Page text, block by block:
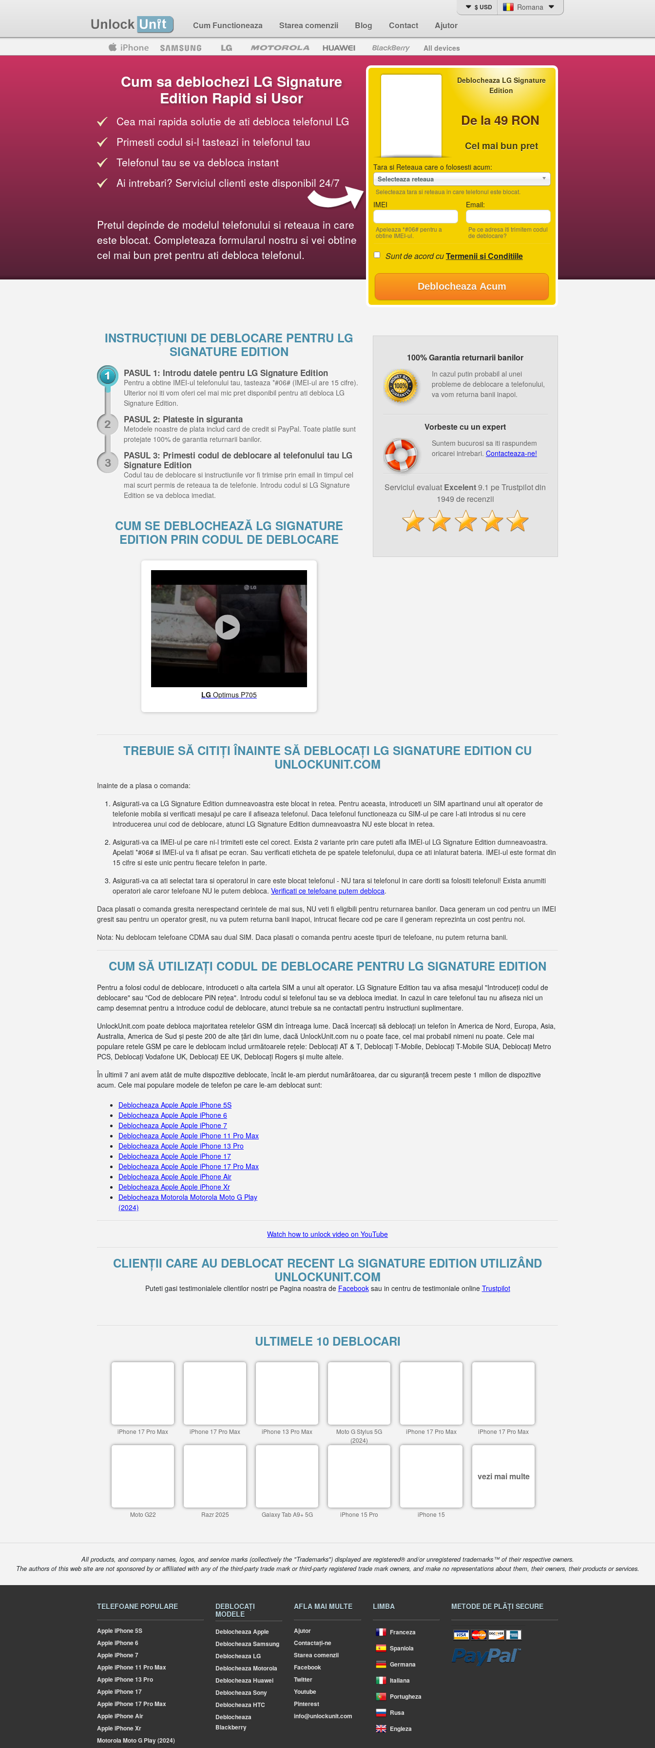
Cum Functioneaza Starea comenzii Blog Contact Ajutor
$ USD Romana
Blackberry All devices
Deblocheaza LG Signature
Edition
De la 49 RON
Cel mai bun pret
Tara si Reteaua care o folosesti acum:
Selecteaza reteaua
Selecteaza tara si reteaua in care telefonul este blocat.
IMEI
Apeleaza *#06# pentru a
obtine IMEI-ul.
Email:
Pe ce adresa iti trimitem codul
de deblocare?
Sunt de acord cuTermenii si Conditiile
Deblocheaza Acum
Cum sa deblochezi LG Signature
Edition Rapid si Usor
Cea mai rapida solutie de ati debloca telefonul LG
Primesti codul si-l tasteazi in telefonul tau
Telefonul tau se va debloca instant
Ai intrebari? Serviciul clienti este disponibil 24/7
Pretul depinde de modelul telefonului si reteaua in care
este blocat. Completeaza formularul nostru si vei obtine
cel mai bun pret pentru ati debloca telefonul.
INSTRUCȚIUNI DE DEBLOCARE PENTRU LG
SIGNATURE EDITION
PASUL 1: Introdu datele pentru LG Signature Edition
Pentru a obtine IMEI-ul telefonului tau, tasteaza *#06# (IMEI-ul are 15 cifre).
Ulterior noi iti vom oferi cel mai mic pret disponibil pentru ati debloca LG
Signature Edition.
PASUL 2: Plateste in siguranta
Metodele noastre de plata includ card de credit si PayPal. Toate platile sunt
protejate 100% de garantia returnarii banilor.
PASUL 3: Primesti codul de deblocare al telefonului tau LG
Signature Edition
Codul tau de deblocare si instructiunile vor fi trimise prin email in timpul cel
mai scurt permis de reteaua ta de telefonie. Introdu codul si LG Signature
Edition se va debloca imediat.
CUM SE DEBLOCHEAZĂ LG SIGNATURE
EDITION PRIN CODUL DE DEBLOCARE
LG Optimus P705
100% Garantia returnarii banilor
In cazul putin probabil al unei
probleme de deblocare a telefonului,
va vom returna banii inapoi.
Vorbeste cu un expert
Suntem bucurosi sa iti raspundem
oricarei intrebari. Contacteaza-ne!
Serviciul evaluat Excelent9.1 pe Trustpilot din
1949 de recenzii
TREBUIE SĂ CITIȚI ÎNAINTE SĂ DEBLOCAȚI LG SIGNATURE EDITION CU
UNLOCKUNIT.COM
Inainte de a plasa o comanda:
Asigurati-va ca LG Signature Edition dumneavoastra este blocat in retea. Pentru aceasta, introduceti un SIM apartinand unui alt operator de
telefonie mobila si verificati mesajul pe care il afiseaza telefonul. Daca telefonul functioneaza cu SIM-ul pe care l-ati introdus si nu cere
introducerea unui cod de deblocare, atunci LG Signature Edition dumneavoastra NU este blocat in retea.
Asigurati-va ca IMEI-ul pe care ni-l trimiteti este cel corect. Exista 2 variante prin care puteti afla IMEI-ul LG Signature Edition dumneavoastra.
Apelati *#06# si IMEI-ul va fi afisat pe ecran. Sau verificati eticheta de pe spatele telefonului, dupa ce ati inlaturat bateria. IMEI-ul este format din
15 cifre si este unic pentru fiecare telefon in parte.
Asigurati-va ca ati selectat tara si operatorul in care este blocat telefonul - NU tara si telefonul in care doriti sa folositi telefonul! Exista anumiti
operatori ale caror telefoane NU le putem debloca. Verificati ce telefoane putem debloca.
Daca plasati o comanda gresita nerespectand cerintele de mai sus, NU veti fi eligibili pentru returnarea banilor. Daca generam un cod pentru un IMEI
gresit sau pentru un operator gresit, nu va putem returna banii inapoi, intrucat fiecare cod pe care il generam reprezinta un cost pentru noi.
Nota: Nu deblocam telefoane CDMA sau dual SIM. Daca plasati o comanda pentru aceste tipuri de telefoane, nu putem returna banii.
CUM SĂ UTILIZAȚI CODUL DE DEBLOCARE PENTRU LG SIGNATURE EDITION
Pentru a folosi codul de deblocare, introduceti o alta cartela SIM a unui alt operator. LG Signature Edition tau va afisa mesajul "Introduceți codul de
deblocare" sau "Cod de deblocare PIN rețea". Introdu codul si telefonul tau se va debloca imediat. In cazul in care telefonul tau nu afiseza nici un
camp desemnat pentru a introduce codul de deblocare, atunci trebuie sa ne contactati pentru instructiuni suplimentare.
UnlockUnit.com poate debloca majoritatea retelelor GSM din întreaga lume. Dacă încercați să deblocați un telefon în America de Nord, Europa, Asia,
Australia, America de Sud și peste 200 de alte țări din lume, dacă UnlockUnit.com nu o poate face, cel mai probabil nimeni nu poate. Cele mai
populare retele GSM pe care le deblocam includ următoarele rețele: Deblocați AT & T, Deblocați T-Mobile, Deblocați T-Mobile SUA, Deblocați Metro
PCS, Deblocați Vodafone UK, Deblocați EE UK, Deblocați Rogers și multe altele.
În ultimii 7 ani avem atât de multe dispozitive deblocate, încât le-am pierdut numărătoarea, dar cu siguranță trecem peste 1 milion de dispozitive
acum. Cele mai populare modele de telefon pe care le-am deblocat sunt:
Deblocheaza Apple Apple iPhone 5S
Deblocheaza Apple Apple iPhone 6
Deblocheaza Apple Apple iPhone 7
Deblocheaza Apple Apple iPhone 11 Pro Max
Deblocheaza Apple Apple iPhone 13 Pro
Deblocheaza Apple Apple iPhone 17
Deblocheaza Apple Apple iPhone 17 Pro Max
Deblocheaza Apple Apple iPhone Air
Deblocheaza Apple Apple iPhone Xr
Deblocheaza Motorola Motorola Moto G Play
(2024)
Watch how to unlock video on YouTube
CLIENȚII CARE AU DEBLOCAT RECENT LG SIGNATURE EDITION UTILIZÂND
UNLOCKUNIT.COM
Puteti gasi testimonialele clientilor nostri pe Pagina noastra de Facebooksau in centru de testimoniale online Trustpilot
ULTIMELE 10 DEBLOCARI
iPhone 17 Pro Max iPhone 17 Pro Max iPhone 13 Pro Max
Moto G Stylus 5G
(2024)
iPhone 17 Pro Max iPhone 17 Pro Max
Moto G22 Razr 2025 Galaxy Tab A9+ 5G iPhone 15 Pro iPhone 15
vezi mai multe
All products, and company names, logos, and service marks (collectively the "Trademarks") displayed are registered® and/or unregistered trademarks™ of their respective owners.
The authors of this web site are not sponsored by or affiliated with any of the third-party trade mark or third-party registered trade mark owners, and make no representations about them, their owners, their products or services.
TELEFOANE POPULARE
AppleiPhone 5S
AppleiPhone 6
AppleiPhone 7
AppleiPhone 11 Pro Max
AppleiPhone 13 Pro
AppleiPhone 17
AppleiPhone 17 Pro Max
AppleiPhone Air
AppleiPhone Xr
MotorolaMoto G Play (2024)
DEBLOCAȚI
MODELE
Deblocheaza Apple
Deblocheaza Samsung
Deblocheaza LG
Deblocheaza Motorola
Deblocheaza Huawei
Deblocheaza Sony
Deblocheaza HTC
Deblocheaza
Blackberry
AFLA MAI MULTE
Ajutor
Contactați-ne
Starea comenzii
Facebook
Twitter
Youtube
Pinterest
info@unlockunit.com
LIMBA
Franceza
Spaniola
Germana
Italiana
Portugheza
Rusa
Engleza
METODE DE PLĂȚI SECURE